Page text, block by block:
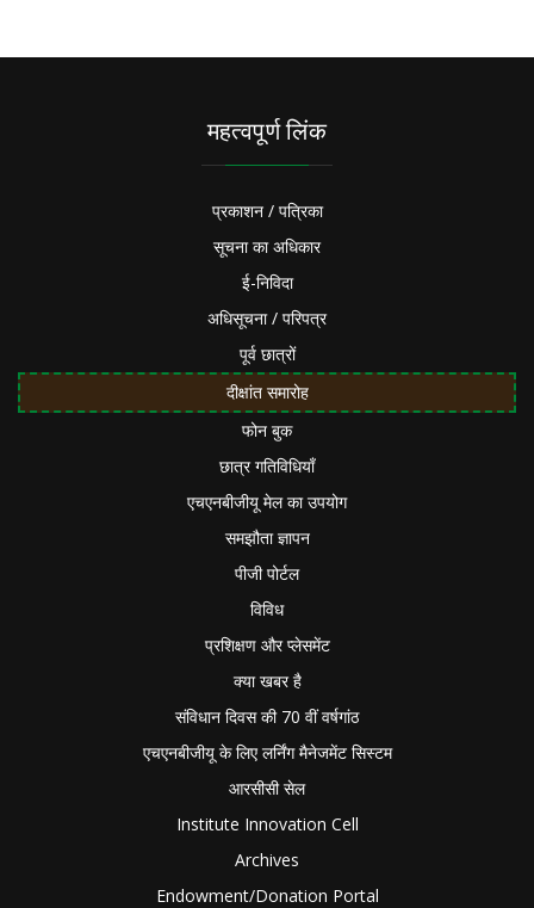
महत्वपूर्ण लिंक
प्रकाशन / पत्रिका
सूचना का अधिकार
ई-निविदा
अधिसूचना / परिपत्र
पूर्व छात्रों
दीक्षांत समारोह
फोन बुक
छात्र गतिविधियाँ
एचएनबीजीयू मेल का उपयोग
समझौता ज्ञापन
पीजी पोर्टल
विविध
प्रशिक्षण और प्लेसमेंट
क्या खबर है
संविधान दिवस की 70 वीं वर्षगांठ
एचएनबीजीयू के लिए लर्निंग मैनेजमेंट सिस्टम
आरसीसी सेल
Institute Innovation Cell
Archives
Endowment/Donation Portal